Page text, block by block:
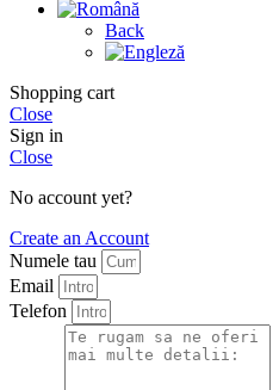
Back
Shopping cart
Close
Sign in
Close
No account yet?
Create an Account
Numele tau
Email
Telefon